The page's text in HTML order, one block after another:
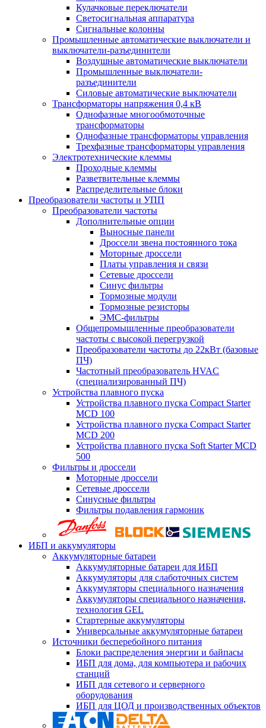
Кулачковые переключатели
Светосигнальная аппаратура
Сигнальные колонны
Промышленные автоматические выключатели и
выключатели-разъединители
Воздушные автоматические выключатели
Промышленные выключатели-
разъединители
Силовые автоматические выключатели
Трансформаторы напряжения 0,4 кВ
Однофазные многообмоточные
трансформаторы
Однофазные трансформаторы управления
Трехфазные трансформаторы управления
Электротехнические клеммы
Проходные клеммы
Разветвительные клеммы
Распределительные блоки
Преобразователи частоты и УПП
Преобразователи частоты
Дополнительные опции
Выносные панели
Дроссели звена постоянного тока
Моторные дроссели
Платы управления и связи
Сетевые дроссели
Синус фильтры
Тормозные модули
Тормозные резисторы
ЭМС-фильтры
Общепромышленные преобразователи
частоты с высокой перегрузкой
Преобразователи частоты до 22кВт (базовые
ПЧ)
Частотный преобразователь HVAC
(специализированный ПЧ)
Устройства плавного пуска
Устройства плавного пуска Compact Starter
MCD 100
Устройства плавного пуска Compact Starter
MCD 200
Устройства плавного пуска Soft Starter MCD
500
Фильтры и дроссели
Моторные дроссели
Сетевые дроссели
Синусные фильтры
Фильтры подавления гармоник
ИБП и аккумуляторы
Аккумуляторные батареи
Аккумуляторные батареи для ИБП
Аккумуляторы для слаботочных систем
Аккумуляторы специального назначения
Аккумуляторы специального назначения,
технология GEL
Стартерные аккумуляторы
Универсальные аккумуляторные батареи
Источники бесперебойного питания
Блоки распределения энергии и байпасы
ИБП для дома, для компьютера и рабочих
станций
ИБП для сетевого и серверного
оборудования
ИБП для ЦОД и производственных объектов